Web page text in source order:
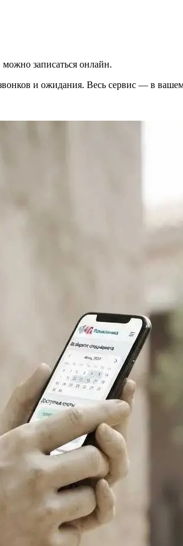
записаться онлайн.
и ожидания. Весь сервис — в